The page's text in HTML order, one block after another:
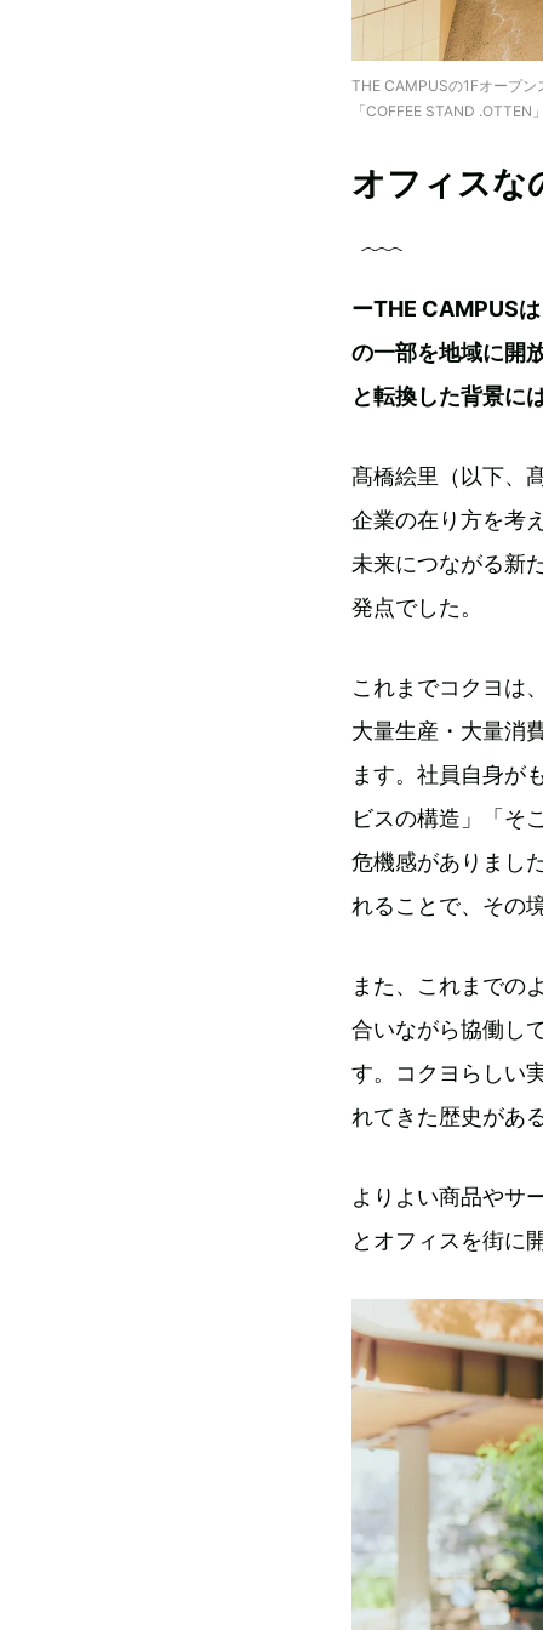
THE CAMPUSの1Fオープ
「COFFEE STAND
オフィスな
ーTHE CAMPUS
の一部を地域に開
と転換した背景に
髙橋絵里（以下、
企業の在り方を考
未来につながる新
発点でした。
これまでコクヨは
大量生産・大量消
ます。社員自身が
ビスの構造」「そ
危機感がありまし
れることで、その
また、これまでの
合いながら協働し
す。コクヨらしい
れてきた歴史があ
よりよい商品やサ
とオフィスを街に